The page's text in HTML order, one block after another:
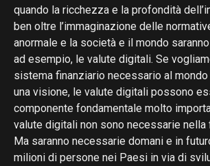
quando la ricchezza e la profondità
ben oltre l’immaginazione delle
anormale e la società e il mondo
ad esempio, le valute digitali. Se
sistema finanziario necessario al
una visione, le valute digitali possono
componente fondamentale molto
valute digitali non sono necessarie nella
Ma saranno necessarie domani e in
milioni di persone nei Paesi in via di